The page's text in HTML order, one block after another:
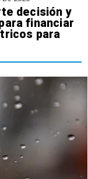
decisión y
financiar
para